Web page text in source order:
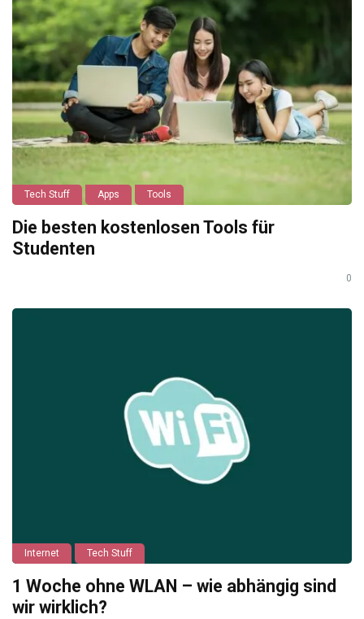
Tech Stuff Apps Tools
Die besten kostenlosen Tools für
Studenten
0
Internet Tech Stuff
1 Woche ohne WLAN – wie abhängig sind
wir wirklich?